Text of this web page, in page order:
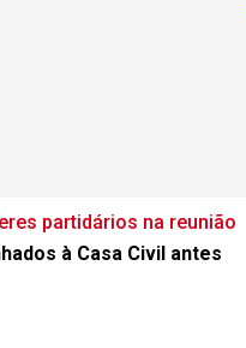
partidários na reunião
à Casa Civil antes